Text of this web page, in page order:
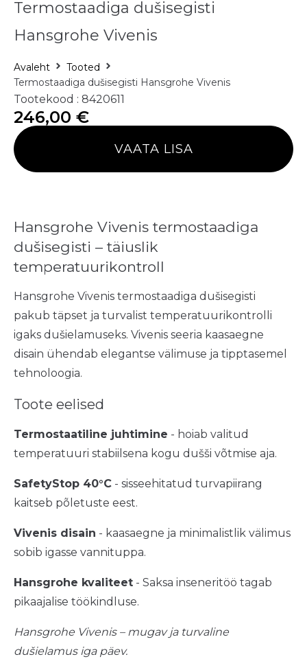
Termostaadiga dušisegisti
Hansgrohe Vivenis
Avaleht
Tooted
Termostaadiga dušisegisti Hansgrohe Vivenis
Tootekood : 8420611
246,00 €
VAATA LISA
Hansgrohe Vivenis termostaadiga
dušisegisti – täiuslik
temperatuurikontroll
Hansgrohe Vivenis termostaadiga dušisegisti
pakub täpset ja turvalist temperatuurikontrolli
igaks dušielamuseks. Vivenis seeria kaasaegne
disain ühendab elegantse välimuse ja tipptasemel
tehnoloogia.
Toote eelised
Termostaatiline juhtimine - hoiab valitud
temperatuuri stabiilsena kogu dušši võtmise aja.
SafetyStop 40°C - sisseehitatud turvapiirang
kaitseb põletuste eest.
Vivenis disain - kaasaegne ja minimalistlik välimus
sobib igasse vannituppa.
Hansgrohe kvaliteet - Saksa inseneritöö tagab
pikaajalise töökindluse.
Hansgrohe Vivenis – mugav ja turvaline
dušielamus iga päev.